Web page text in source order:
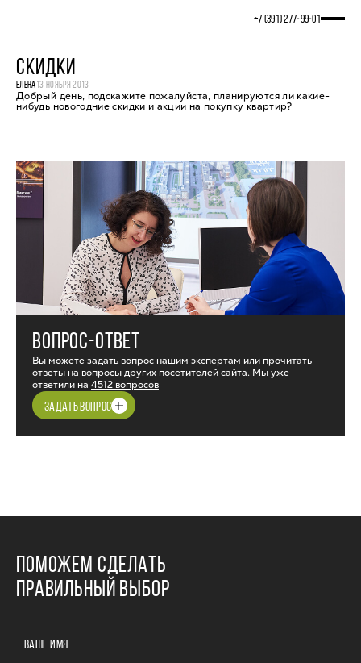
+7 (391) 277‒99‒01
СКИДКИ
ЕЛЕНА13 НОЯБРЯ 2013
Добрый день, подскажите пожалуйста, планируются ли какие-
нибудь новогодние скидки и акции на покупку квартир?
ВОПРОС-ОТВЕТ
Вы можете задать вопрос нашим экспертам или прочитать
ответы на вопросы других посетителей сайта. Мы уже
ответили на 4512 вопросов
ЗАДАТЬ ВОПРОС
ПОМОЖЕМ СДЕЛАТЬ
ПРАВИЛЬНЫЙ ВЫБОР
ВАШЕ ИМЯ